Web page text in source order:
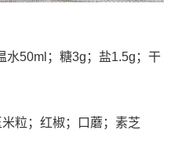
水50ml；糖3g；盐1.5g；干
粒；红椒；口蘑；素芝